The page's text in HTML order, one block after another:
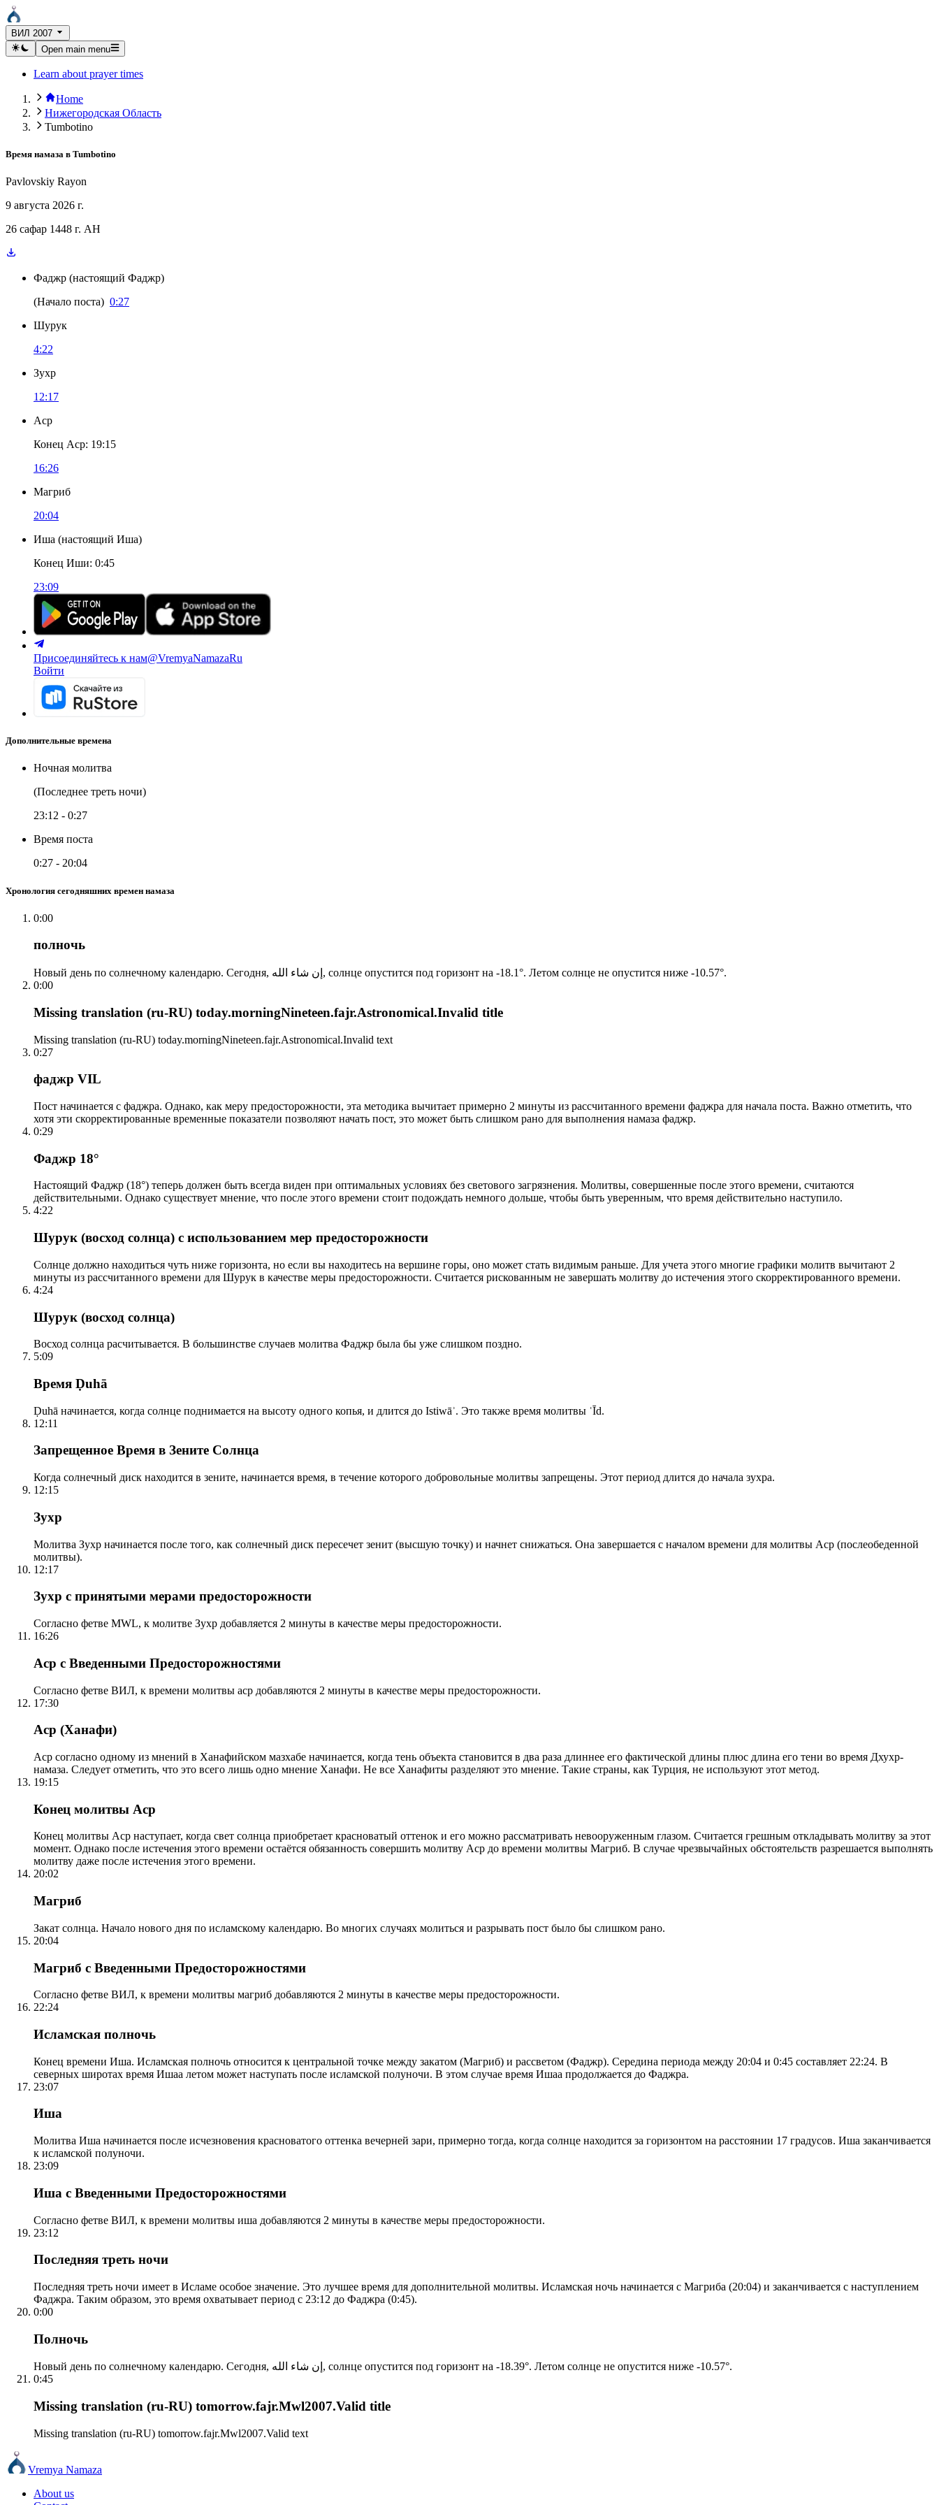
ВИЛ 2007
Open main menu
Learn about prayer times
Home
Нижегородская Область
Tumbotino
Время намаза в Tumbotino
Pavlovskiy Rayon
9 августа 2026 г.
26 сафар 1448 г. AH
Фаджр (настоящий Фаджр)
(Начало поста) 0:27
Шурук
4:22
Зухр
12:17
Аср
Конец Аср: 19:15
16:26
Магриб
20:04
Иша (настоящий Иша)
Конец Иши: 0:45
23:09
Присоединяйтесь к нам@VremyaNamazaRu
Войти
Дополнительные времена
Ночная молитва
(Последнее треть ночи)
23:12 - 0:27
Время поста
0:27 - 20:04
Хронология сегодняшних времен намаза
0:00
полночь
Новый день по солнечному календарю. Сегодня, إن شاء الله, солнце опустится под горизонт на -18.1°. Летом солнце не опустится ниже -10.57°.
0:00
Missing translation (ru-RU) today.morningNineteen.fajr.Astronomical.Invalid title
Missing translation (ru-RU) today.morningNineteen.fajr.Astronomical.Invalid text
0:27
фаджр VIL
Пост начинается с фаджра. Однако, как меру предосторожности, эта методика вычитает примерно 2 минуты из рассчитанного времени фаджра для начала поста. Важно отметить, что
хотя эти скорректированные временные показатели позволяют начать пост, это может быть слишком рано для выполнения намаза фаджр.
0:29
Фаджр 18°
Настоящий Фаджр (18°) теперь должен быть всегда виден при оптимальных условиях без светового загрязнения. Молитвы, совершенные после этого времени, считаются
действительными. Однако существует мнение, что после этого времени стоит подождать немного дольше, чтобы быть уверенным, что время действительно наступило.
4:22
Шурук (восход солнца) с использованием мер предосторожности
Солнце должно находиться чуть ниже горизонта, но если вы находитесь на вершине горы, оно может стать видимым раньше. Для учета этого многие графики молитв вычитают 2
минуты из рассчитанного времени для Шурук в качестве меры предосторожности. Считается рискованным не завершать молитву до истечения этого скорректированного времени.
4:24
Шурук (восход солнца)
Восход солнца расчитывается. В большинстве случаев молитва Фаджр была бы уже слишком поздно.
5:09
Время Ḍuhā
Ḍuhā начинается, когда солнце поднимается на высоту одного копья, и длится до Istiwāʾ. Это также время молитвы ʿĪd.
12:11
Запрещенное Время в Зените Солнца
Когда солнечный диск находится в зените, начинается время, в течение которого добровольные молитвы запрещены. Этот период длится до начала зухра.
12:15
Зухр
Молитва Зухр начинается после того, как солнечный диск пересечет зенит (высшую точку) и начнет снижаться. Она завершается с началом времени для молитвы Аср (послеобеденной
молитвы).
12:17
Зухр с принятыми мерами предосторожности
Согласно фетве MWL, к молитве Зухр добавляется 2 минуты в качестве меры предосторожности.
16:26
Аср с Введенными Предосторожностями
Согласно фетве ВИЛ, к времени молитвы аср добавляются 2 минуты в качестве меры предосторожности.
17:30
Аср (Ханафи)
Аср согласно одному из мнений в Ханафийском мазхабе начинается, когда тень объекта становится в два раза длиннее его фактической длины плюс длина его тени во время Дхухр-
намаза. Следует отметить, что это всего лишь одно мнение Ханафи. Не все Ханафиты разделяют это мнение. Такие страны, как Турция, не используют этот метод.
19:15
Конец молитвы Аср
Конец молитвы Аср наступает, когда свет солнца приобретает красноватый оттенок и его можно рассматривать невооруженным глазом. Считается грешным откладывать молитву за этот
момент. Однако после истечения этого времени остаётся обязанность совершить молитву Аср до времени молитвы Магриб. В случае чрезвычайных обстоятельств разрешается выполнять
молитву даже после истечения этого времени.
20:02
Магриб
Закат солнца. Начало нового дня по исламскому календарю. Во многих случаях молиться и разрывать пост было бы слишком рано.
20:04
Магриб с Введенными Предосторожностями
Согласно фетве ВИЛ, к времени молитвы магриб добавляются 2 минуты в качестве меры предосторожности.
22:24
Исламская полночь
Конец времени Иша. Исламская полночь относится к центральной точке между закатом (Магриб) и рассветом (Фаджр). Середина периода между 20:04 и 0:45 составляет 22:24. В
северных широтах время Ишаа летом может наступать после исламской полуночи. В этом случае время Ишаа продолжается до Фаджра.
23:07
Иша
Молитва Иша начинается после исчезновения красноватого оттенка вечерней зари, примерно тогда, когда солнце находится за горизонтом на расстоянии 17 градусов. Иша заканчивается
к исламской полуночи.
23:09
Иша с Введенными Предосторожностями
Согласно фетве ВИЛ, к времени молитвы иша добавляются 2 минуты в качестве меры предосторожности.
23:12
Последняя треть ночи
Последняя треть ночи имеет в Исламе особое значение. Это лучшее время для дополнительной молитвы. Исламская ночь начинается с Магриба (20:04) и заканчивается с наступлением
Фаджра. Таким образом, это время охватывает период с 23:12 до Фаджра (0:45).
0:00
Полночь
Новый день по солнечному календарю. Сегодня, إن شاء الله, солнце опустится под горизонт на -18.39°. Летом солнце не опустится ниже -10.57°.
0:45
Missing translation (ru-RU) tomorrow.fajr.Mwl2007.Valid title
Missing translation (ru-RU) tomorrow.fajr.Mwl2007.Valid text
Vremya Namaza
About us